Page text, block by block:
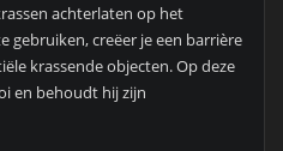
achterlaten op het
gebruiken, creëer je een barrière
krassende objecten. Op deze
en behoudt hij zijn